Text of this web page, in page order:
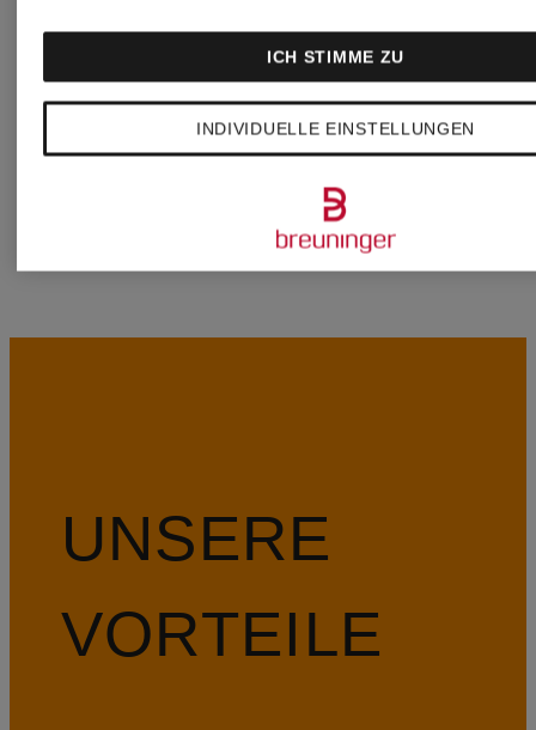
Lowa
VEJA
UNSERE
VORTEILE
INDIVIDUELLE EINSTELLUNGEN
ICH STIMME ZU